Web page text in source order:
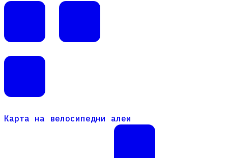
Карта на велосипедни алеи
Карта на велосипедни алеи